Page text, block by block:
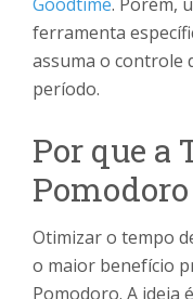
Goodtime. Porém,
ferramenta
assuma o controle
período.
Por que a
Otimizar o tempo
o maior benefício
Pomodoro. A ideia